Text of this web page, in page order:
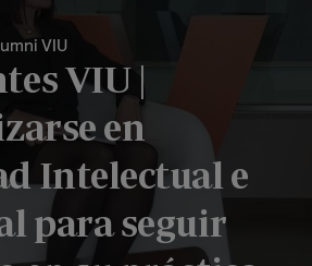
VIU
VIU |
en
Intelectual e
para seguir